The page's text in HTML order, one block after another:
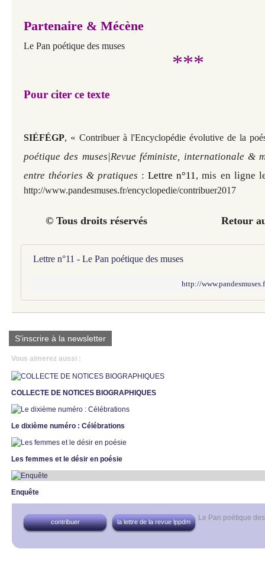
Partenaire & Mécène
Le Pan poétique des muses
***
Pour citer ce texte
SIÉFÉGP, « Contribuer à l'Encyclopédie évolutive de la
poétique des muses|Revue féministe, internationale &
entre théories & pratiques :Lettre n°11, mis en ligne
http://www.pandesmuses.fr/encyclopedie/contribuer2017
© Tous droits réservés Retour au
Lettre n°11 - Le Pan poétique des muses
http://
S'inscrire à la newsletter
Vous aimerez aussi :
COLLECTE DE NOTICES BIOGRAPHIQUES
Le dixième numéro : Célébrations
Les femmes et le désir en poésie
Enquête
Le Pan poétique
contribuer la lettre de la revue lppdm